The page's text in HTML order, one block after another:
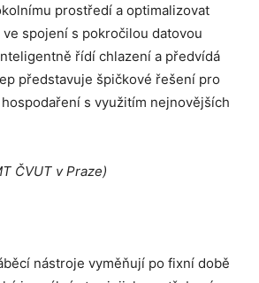
prostředí a optimalizovat
spojení s pokročilou datovou
řídí chlazení a předvídá
představuje špičkové řešení pro
s využitím nejnovějších
ČVUT v Praze)
nástroje vyměňují po fixní době